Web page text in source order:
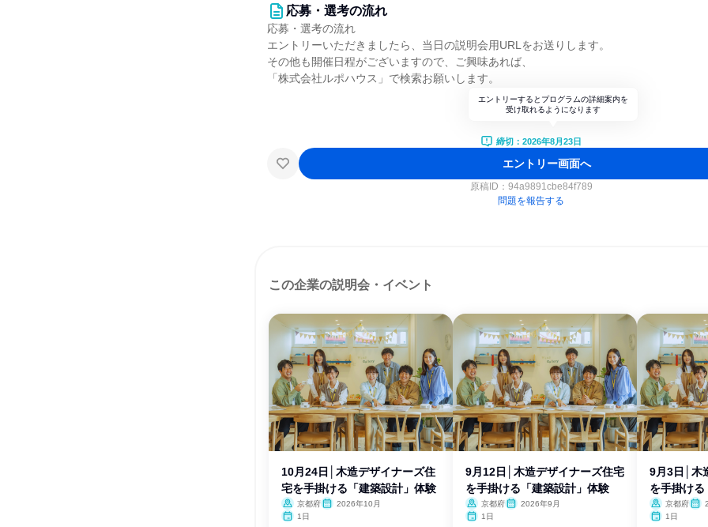
応募・選考の流れ
応募・選考の流れ
エントリーいただきましたら、当日の説明会用URLをお送りします。
その他も開催日程がございますので、ご興味あれば、
「株式会社ルポハウス」で検索お願いします。
エントリーするとプログラムの詳細案内を
受け取れるようになります
締切：2026年8月23日
エントリー画面へ
原稿ID： 94a9891cbe84f789
問題を報告する
この企業の説明会・イベント
10月24日│木造デザイナーズ住
宅を手掛ける「建築設計」体験
京都府
2026年10月
1日
9月12日│木造デザイナーズ住宅
を手掛ける「建築設計」体験
京都府
2026年9月
1日
9月3日│木
を手掛け
京都府
1日